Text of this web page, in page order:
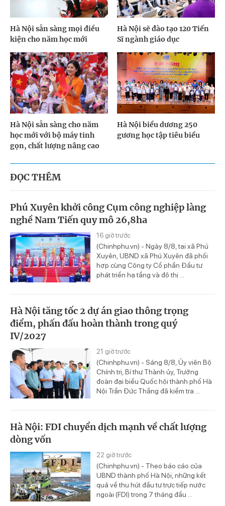
Hà Nội sẵn sàng mọi điều
kiện cho năm học mới
Hà Nội sẽ đào tạo 120 Tiến
Sĩ ngành giáo dục
Hà Nội sẵn sàng cho năm
học mới với bộ máy tinh
gọn, chất lượng nâng cao
Hà Nội biểu dương 250
gương học tập tiêu biểu
ĐỌC THÊM
Phú Xuyên khởi công Cụm công nghiệp làng
nghề Nam Tiến quy mô 26,8ha
16 giờ trước
(Chinhphu.vn) - Ngày 8/8, tại xã Phú
Xuyên, UBND xã Phú Xuyên đã phối
hợp cùng Công ty Cổ phần Đầu tư
phát triển hạ tầng và đô thị ...
Hà Nội tăng tốc 2 dự án giao thông trọng
điểm, phấn đấu hoàn thành trong quý
IV/2027
21 giờ trước
(Chinhphu.vn) - Sáng 8/8, Ủy viên Bộ
Chính trị, Bí thư Thành ủy, Trưởng
đoàn đại biểu Quốc hội thành phố Hà
Nội Trần Đức Thắng đã kiểm tra ...
Hà Nội: FDI chuyển dịch mạnh về chất lượng
dòng vốn
22 giờ trước
(Chinhphu.vn) - Theo báo cáo của
UBND thành phố Hà Nội, những kết
quả về thu hút đầu tư trực tiếp nước
ngoài (FDI) trong 7 tháng đầu ...